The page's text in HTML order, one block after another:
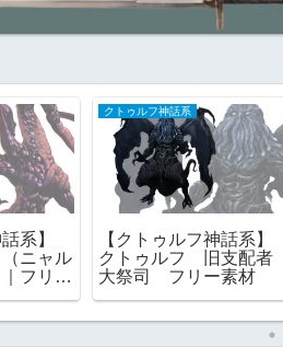
話系】
ニャル
フリー
クトゥルフ神話系
【クトゥルフ神話系】
クトゥルフ 旧支配者
大祭司 フリー素材